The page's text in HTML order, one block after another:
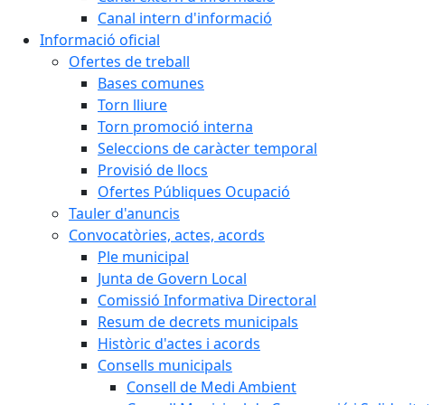
Canal intern d'informació
Informació oficial
Ofertes de treball
Bases comunes
Torn lliure
Torn promoció interna
Seleccions de caràcter temporal
Provisió de llocs
Ofertes Públiques Ocupació
Tauler d'anuncis
Convocatòries, actes, acords
Ple municipal
Junta de Govern Local
Comissió Informativa Directoral
Resum de decrets municipals
Històric d'actes i acords
Consells municipals
Consell de Medi Ambient